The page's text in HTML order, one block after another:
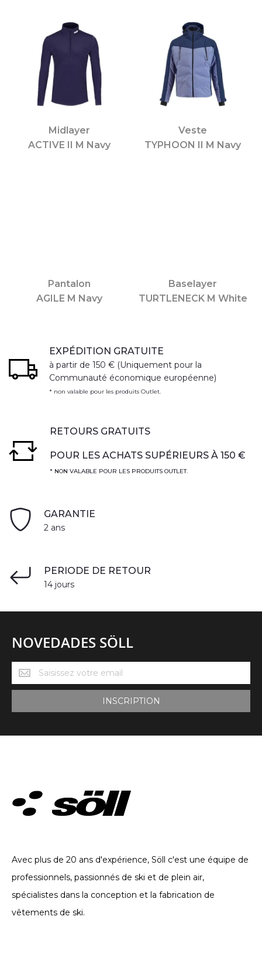
Midlayer
ACTIVE II M Navy
Veste
TYPHOON II M Navy
Pantalon
AGILE M Navy
Baselayer
TURTLENECK M White
EXPÉDITION GRATUITE
à partir de 150 € (Uniquement pour la
Communauté économique européenne)
* non valable pour les produits Outlet.
RETOURS GRATUITS
POUR LES ACHATS SUPÉRIEURS À 150 €
* NON VALABLE POUR LES PRODUITS OUTLET.
GARANTIE
2 ans
PERIODE DE RETOUR
14 jours
NOVEDADES SÖLL
Novedades
Söll
INSCRIPTION
Avec plus de 20 ans d'expérience, Söll c'est une équipe de
professionnels, passionnés de ski et de plein air,
spécialistes dans la conception et la fabrication de
vêtements de ski.